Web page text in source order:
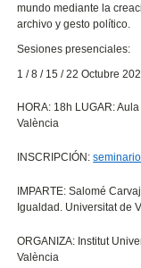
mundo mediante la
archivo y gesto político.
Sesiones presenciales:
1 / 8 / 15 / 22 Octubre
HORA: 18h LUGAR:
València
INSCRIPCIÓN:
IMPARTE: Salomé
Igualdad. Universitat de
ORGANIZA: Institut
València